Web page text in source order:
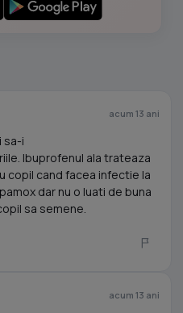
acum 13 ani
sa-i
Ibuprofenul ala trateaza
copil cand facea infectie la
dar nu o luati de buna
sa semene.
acum 13 ani